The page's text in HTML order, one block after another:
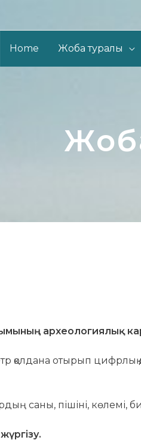
Home Жоба туралы
археологиялық
қолдана отырып
саны, пішіні, көлемі,